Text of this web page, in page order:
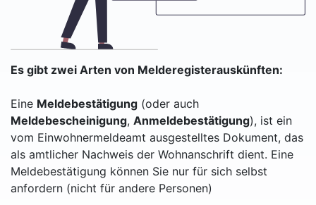
Es gibt zwei Arten von Melderegisterauskünften:
Eine Meldebestätigung (oder auch
Meldebescheinigung, Anmeldebestätigung), ist ein
vom Einwohnermeldeamt ausgestelltes Dokument, das
als amtlicher Nachweis der Wohnanschrift dient. Eine
Meldebestätigung können Sie nur für sich selbst
anfordern (nicht für andere Personen)